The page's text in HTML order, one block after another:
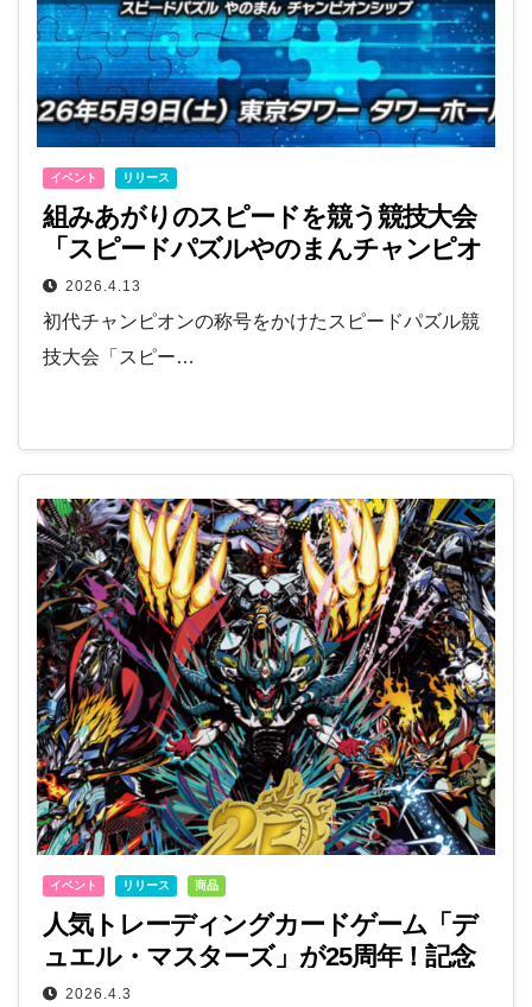
イベント リリース
組みあがりのスピードを競う競技大会
「スピードパズルやのまんチャンピオ
ンシップ」が5月に初開催！
2026.4.13
初代チャンピオンの称号をかけたスピードパズル競
技大会「スピー…
イベント リリース 商品
人気トレーディングカードゲーム「デ
ュエル・マスターズ」が25周年！記念
施策が続々登場
2026.4.3